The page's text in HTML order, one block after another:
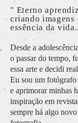
" Eterno
criando imagens
essência da
Desde a
o passar do tempo,
essa arte e decidi
Eu sou um fotógrafo
e aprimorar minhas
inspiração em
sempre há algo